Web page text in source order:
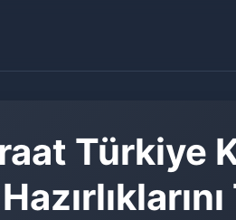
Türkiye